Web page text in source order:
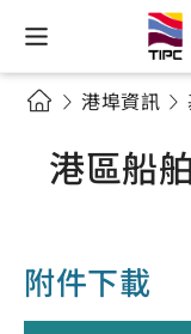
港埠資訊
港區船
附件下載